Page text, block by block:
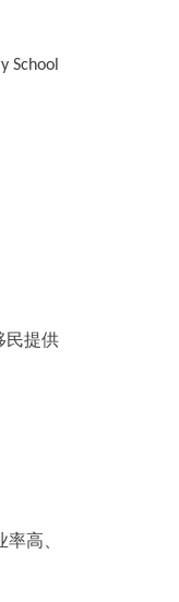
School
民提供
高、